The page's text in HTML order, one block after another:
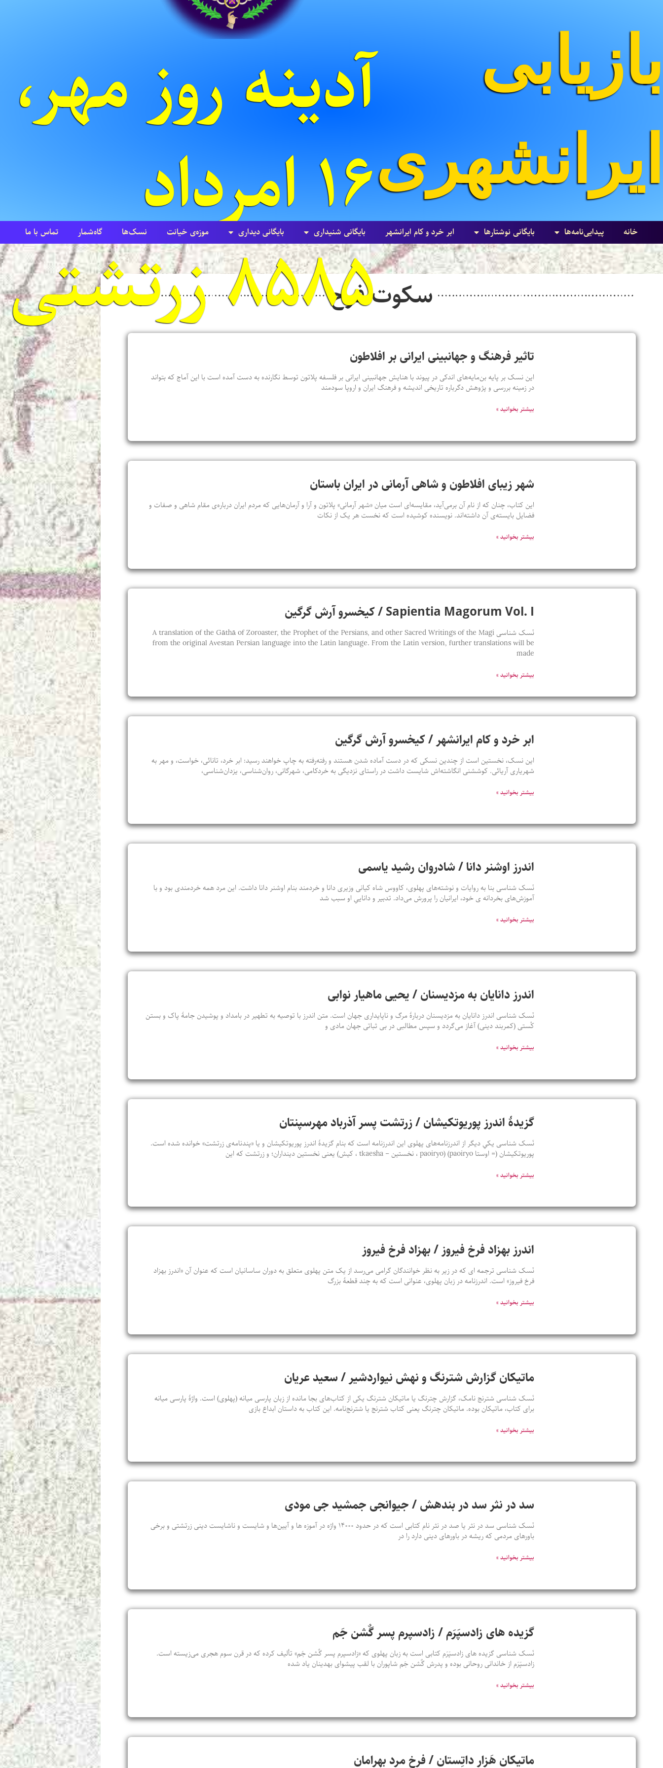
بازیابی
ایرانشهری
آدینه روز مهر،
۱۶ امرداد
۸۵۸۵ زرتشتی
خانه پیدایی‌نامه‌ها بایگانی نوشتارها ابر خرد و کام ایرانشهر بایگانی شنيداری بایگانی ديداری موزه‌ی خیانت نسک‌ها گاه‌شمار تماس با ما
سکوت فرح
تاثیر فرهنگ و جهانبینی ایرانی بر افلاطون
این نسک بر پایه بن‌مایه‌های اندکی در پیوند با هنایش جهانبینی ایرانی بر فلسفه پلاتون توسط نگارنده به دست آمده است با این آماج که بتواند
در زمینه بررسی و پژوهش دگرباره تاریخی اندیشه و فرهنگ ایران و اروپا سودمند
بیشتر بخوانید »
شهر زیبای افلاطون و شاهی آرمانی در ایران باستان
این کتاب، چنان که از نام آن برمی‌آید، مقایسه‌ای‌ است میان «شهر آرمانی» پلاتون و آرا و آرمان‌هایی که مردم ایران درباره‌‌ی مقام شاهی و صفات و
فضایل بایسته‌ی آن داشته‌اند. نویسنده کوشیده است که نخست هر یک از نکات
بیشتر بخوانید »
Sapientia Magorum Vol. I / کیخسرو آرش گرگین
نَسک شناسی A translation of the Gāthā of Zoroaster, the Prophet of the Persians, and other Sacred Writings of the Magi
from the original Avestan Persian language into the Latin language. From the Latin version, further translations will be
made
بیشتر بخوانید »
ابر خرد و کام ایرانشهر / کیخسرو آرش گرگین
این نسک، نخستین است از چندین نسکی که در دست آماده شدن هستند و رفته‌رفته به چاپ خواهند رسید: ابر خرد، تانائی، خواست، و مهر به
شهریاری آریائی. کوششنی انگاشته‌اش شایست داشت در راستای نزدیگی به خردکامی، شهرگانی، روان‌شناسی، یزدان‌شناسی،
بیشتر بخوانید »
اندرز اوشنر دانا / شادروان رشید یاسمی
نَسک شناسی بنا به روایات و نوشته‌های پهلوی، کاووس شاه کیانی وزیری دانا و خردمند بنام اوشنر دانا داشت. این مرد همه خردمندی بود و با
آموزش‌های بخردانه ی خود، ایرانیان را پرورش می‌داد. تدبیر و داناییِ او سبب شد
بیشتر بخوانید »
اندرز دانایان به مزدیسنان / یحیی ماهیار نوابی
نَسک شناسی اندرز دانایان به مزدیسنان دربارهٔ مرگ و ناپایداری جهان است. متن اندرز با توصیه به تطهیر در بامداد و پوشیدن جامهٔ پاک و بستن
کُستی (کمربند دینی) آغاز می‌گردد و سپس مطالبی در بی‌ ثباتی جهان مادی و
بیشتر بخوانید »
گزيدۀ اندرز پوريوتکيشان / زرتشت پسر آذرباد مهرسپنتان
نَسک شناسی يکي ديگر از اندرزنامه‌های پهلوی اين اندرزنامه است که بنام گزيدۀ اندرز پوريوتکيشان و يا «پندنامه‌ی زرتشت» خوانده شده است.
پوريوتکيشان (= اوستا paoiryo) (paoiryo ، نخستين – tkaesha ، کيش) يعنی نخستين دينداران؛ و زرتشت که اين
بیشتر بخوانید »
اندرز بهزاد فرخ فیروز / بهزاد فرخ فیروز
نَسک شناسی ترجمه ای که در زیر به نظر خوانندگان گرامی می‌رسد از یک متن پهلوی متعلق به دوران ساسانیان است که عنوان آن «اندرز بهزاد
فرخ فیروز» است. اندرزنامه در زبان پهلوی، عنوانی است که به چند قطعۀ بزرگ
بیشتر بخوانید »
ماتیکان گزارش شترنگ و نهش نیواردشیر / سعید عریان
نَسک شناسی شترنج نامک، گزارش چترنگ یا ماتیکان شترنگ یکی از کتاب‌های بجا مانده از زبان پارسی میانه (پهلوی) است. واژۀ پارسی میانه
برای کتاب، ماتیکان بوده. ماتیکان چترنگ یعنی کتاب شترنج یا شترنج‌نامه. این کتاب به داستان ابداع بازی
بیشتر بخوانید »
سد در نثر سد در بندهش / جیوانجی جمشید جی مودی
نَسک شناسی سد در نثر یا صد در نثر نام کتابی است که در حدود ۱۴۰۰۰ واژه در آموزه‌ ها و آیین‌ها و شایست و ناشایست دینی زرتشتی و برخی
باورهای مردمی که ریشه در باورهای دینی دارد را در
بیشتر بخوانید »
گزیده‌ های زادسپَرَم / زادسپرم پسر گٌشن‌ جَم
نَسک شناسی گزیده‌ های زادسپَرَم کتابی است به زبان پهلوی که «زادسپرم پسر گٌشن‌ جَم» تألیف کرده که در قرن سوم هجری می‌زیسته‌ است.
زادسپَرَم از خاندانی روحانی بوده و پدرش گٌشن‌ جَم شاپوران با لقب پیشوای بهدینان یاد شده‌
بیشتر بخوانید »
ماتیکانِ هَزار داتِستان / فرخ مرد بهرامان